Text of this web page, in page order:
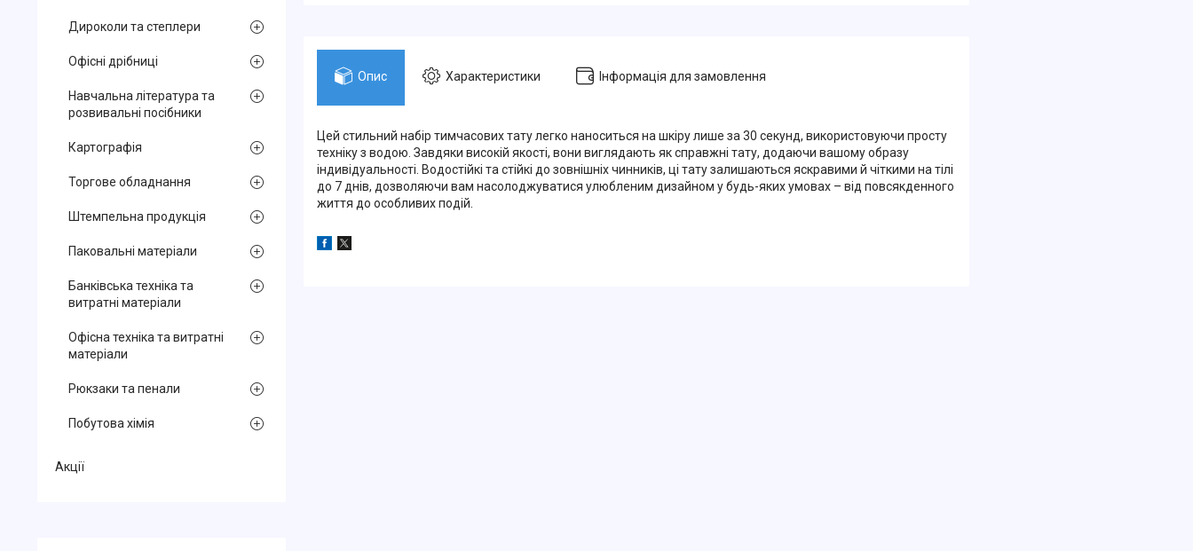
Опис Характеристики Інформація для замовлення
Цей стильний набір тимчасових тату легко наноситься на шкіру лише за 30 секунд, використовуючи просту
техніку з водою. Завдяки високій якості, вони виглядають як справжні тату, додаючи вашому образу
індивідуальності. Водостійкі та стійкі до зовнішніх чинників, ці тату залишаються яскравими й чіткими на тілі
до 7 днів, дозволяючи вам насолоджуватися улюбленим дизайном у будь-яких умовах – від повсякденного
життя до особливих подій.
Дироколи та степлери
Офісні дрібниці
Навчальна література та
розвивальні посібники
Картографія
Торгове обладнання
Штемпельна продукція
Паковальні матеріали
Банківська техніка та
витратні матеріали
Офісна техніка та витратні
матеріали
Рюкзаки та пенали
Побутова хімія
Акції